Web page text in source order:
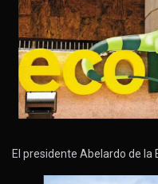
El presidente Abelardo de la